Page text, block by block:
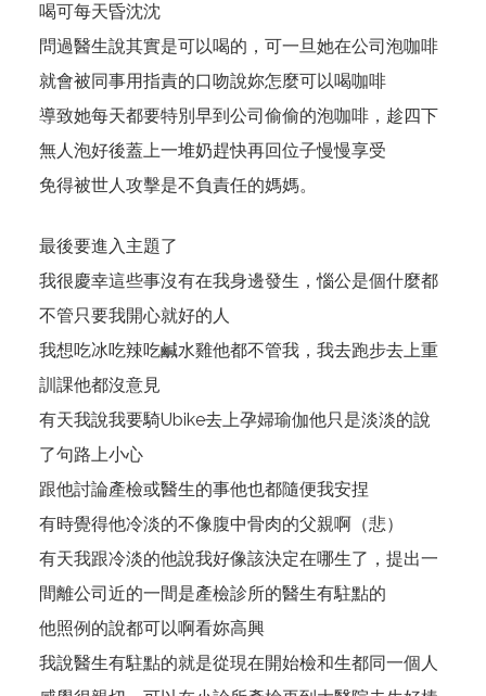
喝可每天昏沈沈
問過醫生說其實是可以喝的，可一旦她在公司泡咖啡
就會被同事用指責的口吻說妳怎麼可以喝咖啡
導致她每天都要特別早到公司偷偷的泡咖啡，趁四下
無人泡好後蓋上一堆奶趕快再回位子慢慢享受
免得被世人攻擊是不負責任的媽媽。
最後要進入主題了
我很慶幸這些事沒有在我身邊發生，惱公是個什麼都
不管只要我開心就好的人
我想吃冰吃辣吃鹹水雞他都不管我，我去跑步去上重
訓課他都沒意見
有天我說我要騎Ubike去上孕婦瑜伽他只是淡淡的說
了句路上小心
跟他討論產檢或醫生的事他也都隨便我安捏
有時覺得他冷淡的不像腹中骨肉的父親啊（悲）
有天我跟冷淡的他說我好像該決定在哪生了，提出一
間離公司近的一間是產檢診所的醫生有駐點的
他照例的說都可以啊看妳高興
我說醫生有駐點的就是從現在開始檢和生都同一個人